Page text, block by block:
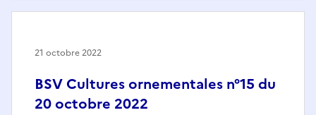
BSV Cultures ornementales n°15 du
20 octobre 2022
21 octobre 2022